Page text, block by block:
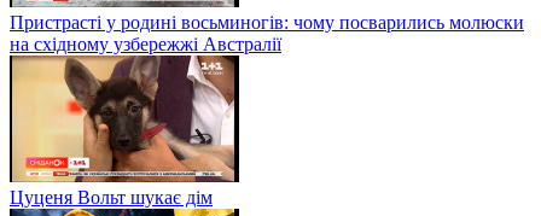
Пристрасті у родині восьминогів: чому посварились молюски
на східному узбережжі Австралії
Цуценя Вольт шукає дім